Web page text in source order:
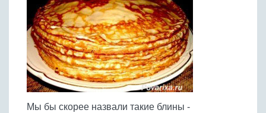
Мы бы скорее назвали такие блины -